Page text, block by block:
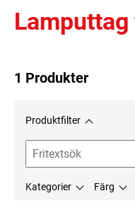
1 Produkter
Produktfilter
Kategorier Färg